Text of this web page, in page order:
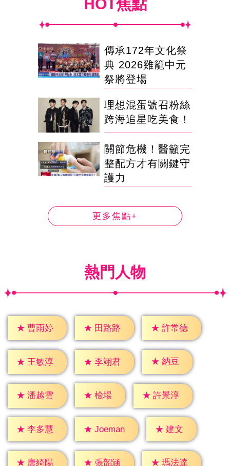
HOT焦點
傳承172年文化祭
典 2026雞籠中元
祭將登場
理想混蛋號召粉絲
跨海追星吃美食！
關節危機！醫籲完
整配方才有關鍵守
護力
更多焦點+
熱門人物
★ 曹雨婷 ★ 田路路 ★ 許常德
★ 王敏淳 ★ 李翊君 ★ 納豆
★ 潘越雲 ★ 檢場 ★ 許景淳
★ 李多慧 ★ Joeman ★ 建文
★ 唐綺陽 ★ 張韶涵 ★ 瑪法達